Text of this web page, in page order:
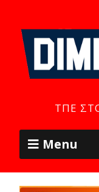
ΤΠΕ
Menu